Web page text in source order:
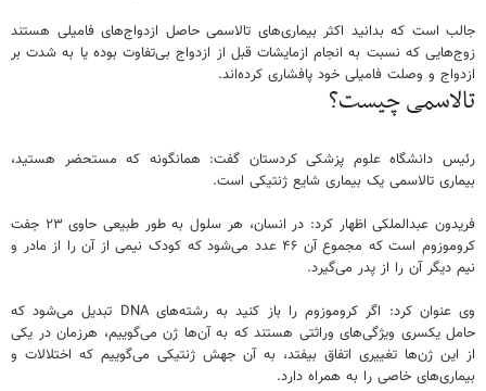
جالب است کە بدانید اکثر بیماری‌های تالاسمی حاصل ازدواج‌های فامیلی هستند
زوج‌هایی کە نسبت بە انجام ازمایشات قبل از ازدواج بی‌تفاوت بودە یا بە شدت بر
ازدواج و وصلت فامیلی خود پافشاری کردەاند.
تالاسمی چیست؟
رئیس دانشگاە علوم پزشکی کردستان گفت: همانگونە کە مستحضر هستید،
بیماری تالاسمی یک بیماری شایع ژنتیکی است.
فریدون عبدالملکی اظهار کرد: در انسان، هر سلول به طور طبیعی حاوی ۲۳ جفت
کروموزوم است که مجموع آن ۴۶ عدد می‌شود کە کودک نیمی از آن را از مادر و
نیم دیگر آن را از پدر می‌گیرد.
وی عنوان کرد: اگر کروموزوم را باز کنید بە رشتەهای DNA تبدیل می‌شود کە
حامل یکسری ویژگی‌های وراثتی هستند کە بە آن‌ها ژن می‌گوییم، هرزمان در یکی
از این ژن‌ها تغییری اتفاق بیفتد، بە آن جهش ژنتیکی می‌گوییم کە اختلالات و
بیماری‌های خاصی را بە همراە دارد.